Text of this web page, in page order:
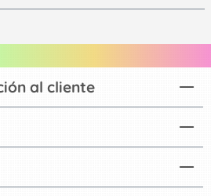
al cliente